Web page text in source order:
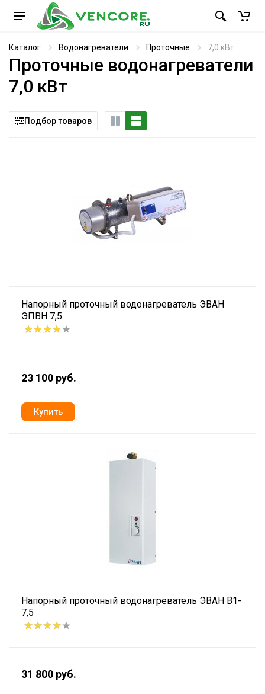
Каталог Водонагреватели Проточные 7,0 кВт
Проточные водонагреватели
7,0 кВт
Подбор товаров
Напорный проточный водонагреватель ЭВАН
ЭПВН 7,5
23 100 руб.
Напорный проточный водонагреватель ЭВАН В1-
7,5
31 800 руб.